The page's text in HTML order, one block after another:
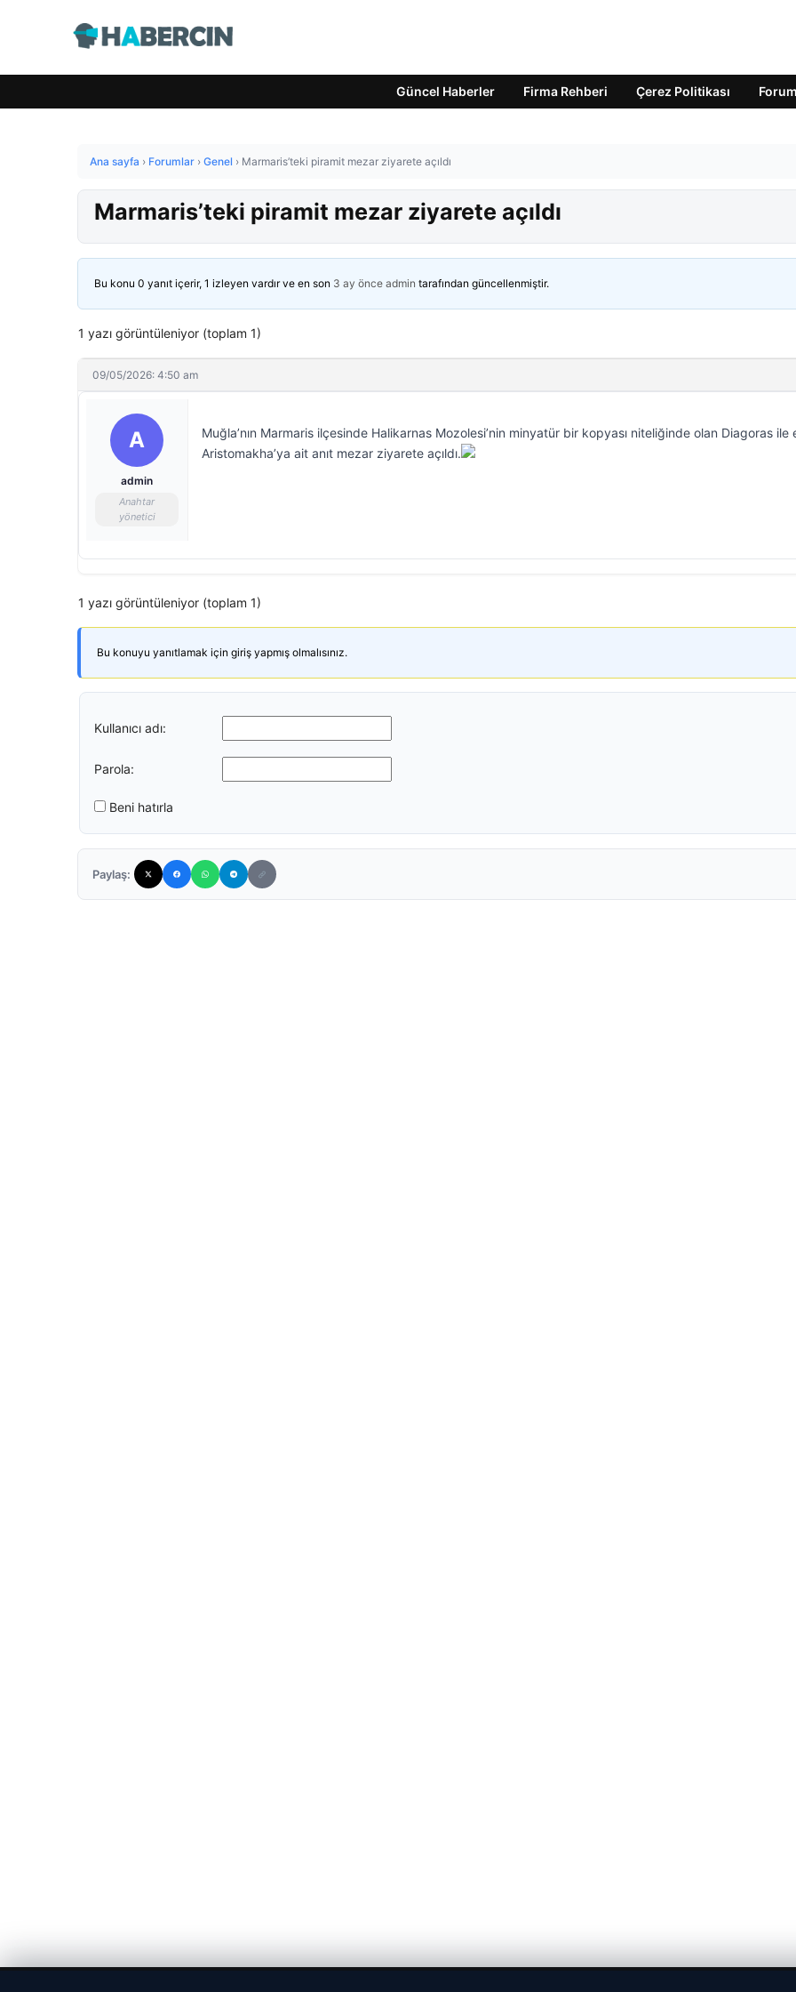
Güncel Haberler Firma Rehberi Çerez Politikası Forum
Ana sayfa › Forumlar › Genel › Marmaris’teki piramit mezar ziyarete açıldı
Marmaris’teki piramit mezar ziyarete açıldı
Bu konu 0 yanıt içerir, 1 izleyen vardır ve en son 3 ay önce admin tarafından güncellenmiştir.
1 yazı görüntüleniyor (toplam 1)
09/05/2026: 4:50 am
A
admin
Anahtar
yönetici
Muğla’nın Marmaris ilçesinde Halikarnas Mozolesi’nin minyatür bir kopyası niteliğinde olan Diagoras ile
Aristomakha’ya ait anıt mezar ziyarete açıldı.
1 yazı görüntüleniyor (toplam 1)
Bu konuyu yanıtlamak için giriş yapmış olmalısınız.
Kullanıcı adı:
Parola:
Beni hatırla
Paylaş: